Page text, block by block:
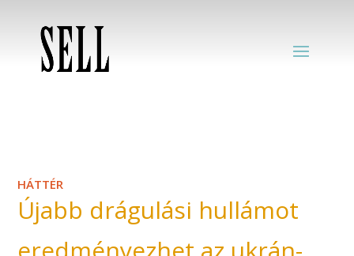
HÁTTÉR
Újabb drágulási hullámot